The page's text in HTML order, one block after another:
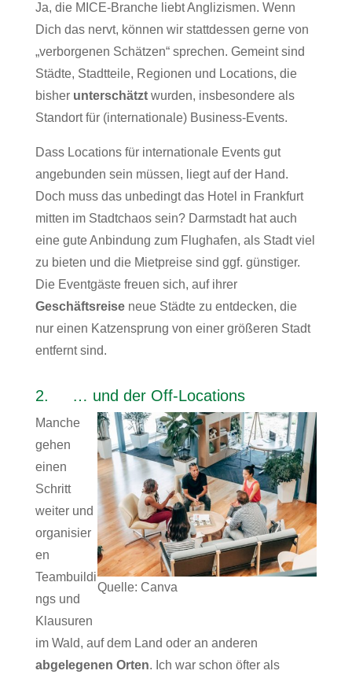
Ja, die MICE-Branche liebt Anglizismen. Wenn
Dich das nervt, können wir stattdessen gerne von
„verborgenen Schätzen“ sprechen. Gemeint sind
Städte, Stadtteile, Regionen und Locations, die
bisher unterschätzt wurden, insbesondere als
Standort für (internationale) Business-Events.
Dass Locations für internationale Events gut
angebunden sein müssen, liegt auf der Hand.
Doch muss das unbedingt das Hotel in Frankfurt
mitten im Stadtchaos sein? Darmstadt hat auch
eine gute Anbindung zum Flughafen, als Stadt viel
zu bieten und die Mietpreise sind ggf. günstiger.
Die Eventgäste freuen sich, auf ihrer
Geschäftsreiseneue Städte zu entdecken, die
nur einen Katzensprung von einer größeren Stadt
entfernt sind.
2. … und der Off-Locations
Quelle: Canva
Manche
gehen
einen
Schritt
weiter und
organisier
en
Teambuildi
ngs und
Klausuren
im Wald, auf dem Land oder an anderen
abgelegenen Orten. Ich war schon öfter als